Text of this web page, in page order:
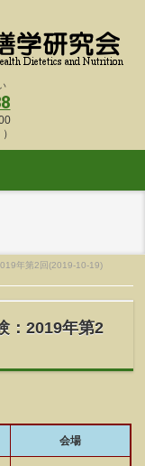
年第2回(2019-10-19)
：2019年第2
会場